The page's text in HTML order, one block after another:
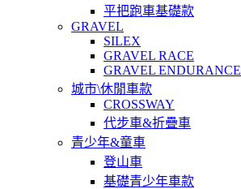
平把跑車基礎款
GRAVEL
SILEX
GRAVEL RACE
GRAVEL ENDURANCE
城市\休閒車款
CROSSWAY
代步車&折疊車
青少年&童車
登山車
基礎青少年車款